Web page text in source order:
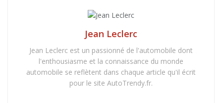
Jean Leclerc
Jean Leclerc est un passionné de l'automobile dont
l'enthousiasme et la connaissance du monde
automobile se reflètent dans chaque article qu'il écrit
pour le site AutoTrendy.fr.